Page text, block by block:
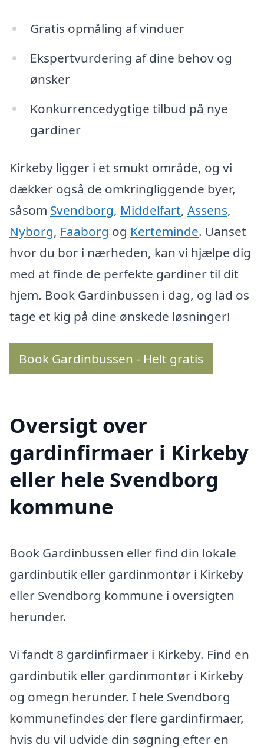
Gratis opmåling af vinduer
Ekspertvurdering af dine behov og
ønsker
Konkurrencedygtige tilbud på nye
gardiner
Kirkeby ligger i et smukt område, og vi
dækker også de omkringliggende byer,
såsom Svendborg, Middelfart, Assens,
Nyborg, Faaborg og Kerteminde. Uanset
hvor du bor i nærheden, kan vi hjælpe dig
med at finde de perfekte gardiner til dit
hjem. Book Gardinbussen i dag, og lad os
tage et kig på dine ønskede løsninger!
Book Gardinbussen - Helt gratis
Oversigt over
gardinfirmaer i Kirkeby
eller hele Svendborg
kommune
Book Gardinbussen eller find din lokale
gardinbutik eller gardinmontør i Kirkeby
eller Svendborg kommune i oversigten
herunder.
Vi fandt 8 gardinfirmaer i Kirkeby. Find en
gardinbutik eller gardinmontør i Kirkeby
og omegn herunder. I hele Svendborg
kommunefindes der flere gardinfirmaer,
hvis du vil udvide din søgning efter en